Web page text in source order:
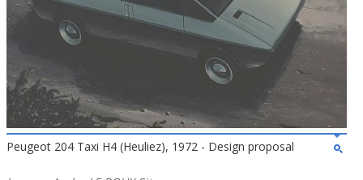
Peugeot 204 Taxi H4 (Heuliez), 1972 - Design proposal